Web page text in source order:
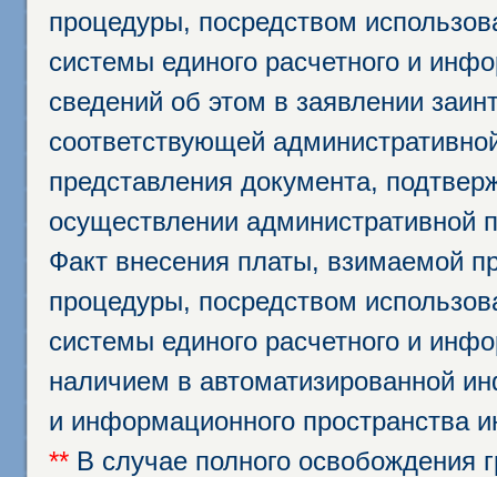
процедуры, посредством
системы единого расчетного и
сведений об этом в заявлении
соответствующей
представления документа,
осуществлении административной
Факт внесения платы, взимаемой
процедуры, посредством
системы единого расчетного и
наличием в автоматизированной
и информационного пространства
** В случае полного освобождения